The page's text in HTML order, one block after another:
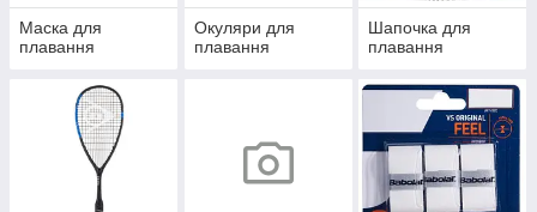
Маска для
плавання
Окуляри для
плавання
Шапочка для
плавання